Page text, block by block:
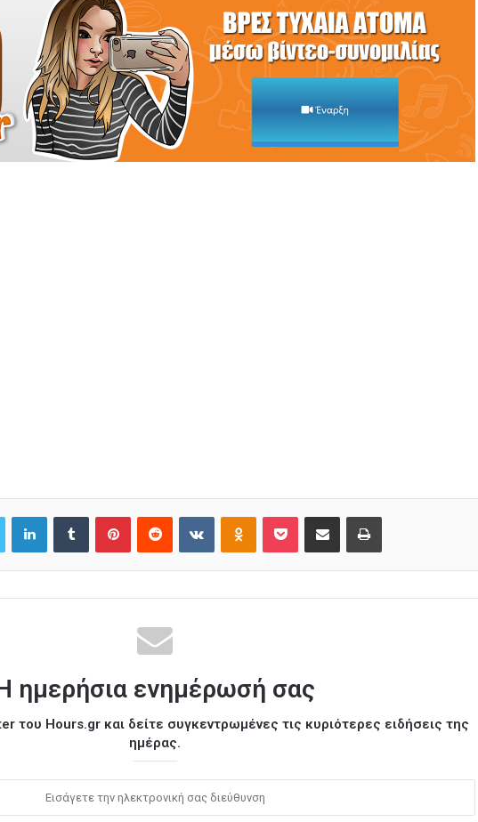
ημερήσια ενημέρωσή σας
του Hours.gr και δείτε συγκεντρωμένες τις κυριότερες ειδήσεις της
ημέρας.